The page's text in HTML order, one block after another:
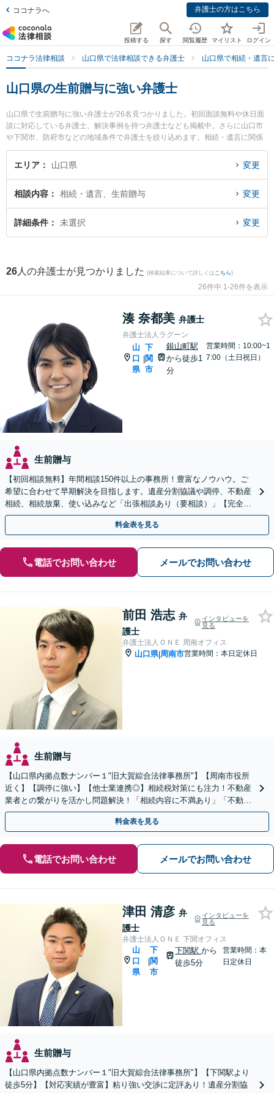
ココナラへ 弁護士の方はこちら
投稿する 探す 閲覧履歴 マイリスト ログイン
ココナラ法律相談 山口県で法律相談できる弁護士 山口県で相続・遺言
山口県の生前贈与に強い弁護士
山口県で生前贈与に強い弁護士が26名見つかりました。初回面談無料や休日面
談に対応している弁護士、解決事例を持つ弁護士なども掲載中。さらに山口市
や下関市、防府市などの地域条件で弁護士を絞り込めます。相続・遺言に関係
する家族間の相続トラブルや認知症の相続、遺産分割等の細かな分野での絞り
込み検索もでき便利です。特に弁護士法人ラグーンの湊 奈都美弁護士や弁護士
ます。『山口県で土日や夜間に発生した生前贈与のトラブルを今すぐに弁護士
に相談したい』『生前贈与のトラブル解決の実績豊富な近くの弁護士を検索し
たい』『初回相談無料で生前贈与を法律相談できる山口県内の弁護士に相談予
エリア 山口県 変更
相談内容 相続・遺言、生前贈与 変更
詳細条件 未選択 変更
26 人の弁護士が見つかりました (検索結果について詳しくは こちら)
26件中 1-26件を表示
湊 奈都美 弁護士
弁護士法人ラグーン
山
口
県
|
下
関
市
銀山町駅
から徒歩1
分
営業時間：10:00~1
7:00（土日祝日）
生前贈与
【初回相談無料】年間相談150件以上の事務所！豊富なノウハウ。ご
希望に合わせて早期解決を目指します。遺産分割協議や調停、不動産
相続、相続放棄、使い込みなど「出張相談あり（要相談）」【完全個
室】【休日・夜間相談可】
料金表を見る
電話でお問い合わせ メールでお問い合わせ
前田 浩志 弁
護士
インタビューを
見る
弁護士法人ＯＮＥ 周南オフィス
山口県|周南市営業時間：本日定休日
生前贈与
【山口県内拠点数ナンバー１"旧大賀綜合法律事務所"】【周南市役所
近く】【調停に強い】【他士業連携◎】相続税対策にも注力！不動産
業者との繋がりを活かし問題解決！「相続内容に不満あり」「不動産
の相続で揉めている」こんな方はご相談を！【遺言作成】
料金表を見る
電話でお問い合わせ メールでお問い合わせ
津田 清彦 弁
護士
インタビューを
見る
弁護士法人ＯＮＥ 下関オフィス
山
口
県
|
下
関
市
下関駅から
徒歩5分
営業時間：本
日定休日
生前贈与
【山口県内拠点数ナンバー１"旧大賀綜合法律事務所"】【下関駅より
徒歩5分】【対応実績が豊富】粘り強い交渉に定評あり！遺産分割協